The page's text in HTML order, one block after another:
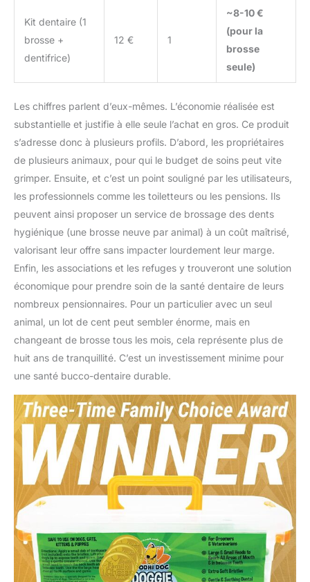
Kit dentaire (1
brosse +
dentifrice)
12 € 1
~8-10 €
(pour la
brosse
seule)
Les chiffres parlent d’eux-mêmes. L’économie réalisée est
substantielle et justifie à elle seule l’achat en gros. Ce produit
s’adresse donc à plusieurs profils. D’abord, les propriétaires
de plusieurs animaux, pour qui le budget de soins peut vite
grimper. Ensuite, et c’est un point souligné par les utilisateurs,
les professionnels comme les toiletteurs ou les pensions. Ils
peuvent ainsi proposer un service de brossage des dents
hygiénique (une brosse neuve par animal) à un coût maîtrisé,
valorisant leur offre sans impacter lourdement leur marge.
Enfin, les associations et les refuges y trouveront une solution
économique pour prendre soin de la santé dentaire de leurs
nombreux pensionnaires. Pour un particulier avec un seul
animal, un lot de cent peut sembler énorme, mais en
changeant de brosse tous les mois, cela représente plus de
huit ans de tranquillité. C’est un investissement minime pour
une santé bucco-dentaire durable.